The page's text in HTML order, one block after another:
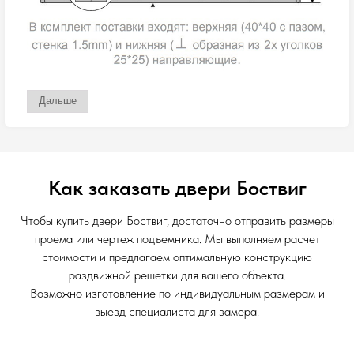
Как заказать двери Боствиг
Чтобы купить двери Боствиг, достаточно отправить размеры
проема или чертеж подъемника. Мы выполняем расчет
стоимости и предлагаем оптимальную конструкцию
раздвижной решетки для вашего объекта.
Возможно изготовление по индивидуальным размерам и
выезд специалиста для замера.